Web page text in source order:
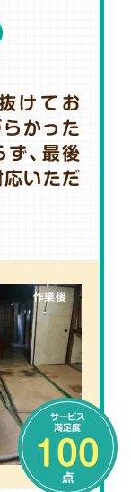
けてお
らかった
ず、最後
応いただ
作業後
サービス
満足度
100
点